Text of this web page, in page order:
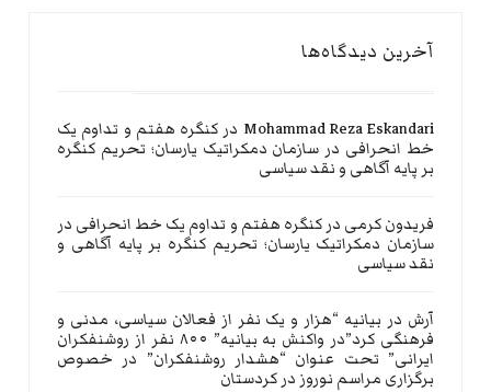
آخرین دیدگاه‌ها
Mohammad Reza Eskandari در کنگره هفتم و تداوم یک
خط انحرافی در سازمان دمکراتیک یارسان؛ تحریم کنگره
بر پایه آگاهی و نقد سیاسی
فریدون کرمی درکنگره هفتم و تداوم یک خط انحرافی در
سازمان دمکراتیک یارسان؛ تحریم کنگره بر پایه آگاهی و
نقد سیاسی
آرش در بیانیه “هزار و یک نفر از فعالان سیاسی، مدنی و
فرهنگی کرد”در واکنش به بیانیه” ۸۰۰ نفر از روشنفکران
ایرانی” تحت عنوان “هشدار روشنفکران” در خصوص
برگزاری مراسم نوروز در کردستان